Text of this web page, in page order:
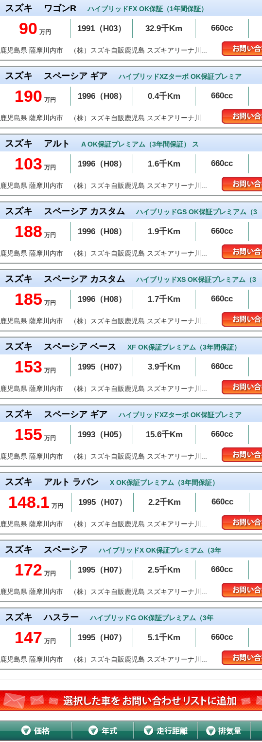
スズキ ワゴンR ハイブリッドFX OK保証（1年間保証）
90 万円 1991（H03） 32.9千Km 660cc
鹿児島県 薩摩川内市 （株）スズキ自販鹿児島 スズキアリーナ川...
スズキ スペーシア ギア ハイブリッドXZターボ OK保証プレミア
190 万円 1996（H08） 0.4千Km 660cc
鹿児島県 薩摩川内市 （株）スズキ自販鹿児島 スズキアリーナ川...
スズキ アルト A OK保証プレミアム（3年間保証） ス
103 万円 1996（H08） 1.6千Km 660cc
鹿児島県 薩摩川内市 （株）スズキ自販鹿児島 スズキアリーナ川...
スズキ スペーシア カスタム ハイブリッドGS OK保証プレミアム（3
188 万円 1996（H08） 1.9千Km 660cc
鹿児島県 薩摩川内市 （株）スズキ自販鹿児島 スズキアリーナ川...
スズキ スペーシア カスタム ハイブリッドXS OK保証プレミアム（3
185 万円 1996（H08） 1.7千Km 660cc
鹿児島県 薩摩川内市 （株）スズキ自販鹿児島 スズキアリーナ川...
スズキ スペーシア ベース XF OK保証プレミアム（3年間保証）
153 万円 1995（H07） 3.9千Km 660cc
鹿児島県 薩摩川内市 （株）スズキ自販鹿児島 スズキアリーナ川...
スズキ スペーシア ギア ハイブリッドXZターボ OK保証プレミア
155 万円 1993（H05） 15.6千Km 660cc
鹿児島県 薩摩川内市 （株）スズキ自販鹿児島 スズキアリーナ川...
スズキ アルト ラパン X OK保証プレミアム（3年間保証）
148.1 万円 1995（H07） 2.2千Km 660cc
鹿児島県 薩摩川内市 （株）スズキ自販鹿児島 スズキアリーナ川...
スズキ スペーシア ハイブリッドX OK保証プレミアム（3年
172 万円 1995（H07） 2.5千Km 660cc
鹿児島県 薩摩川内市 （株）スズキ自販鹿児島 スズキアリーナ川...
スズキ ハスラー ハイブリッドG OK保証プレミアム（3年
147 万円 1995（H07） 5.1千Km 660cc
鹿児島県 薩摩川内市 （株）スズキ自販鹿児島 スズキアリーナ川...